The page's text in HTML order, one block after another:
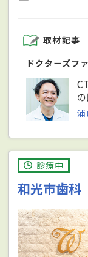
取材記事
ドクターズフ
診療中
和光市歯科